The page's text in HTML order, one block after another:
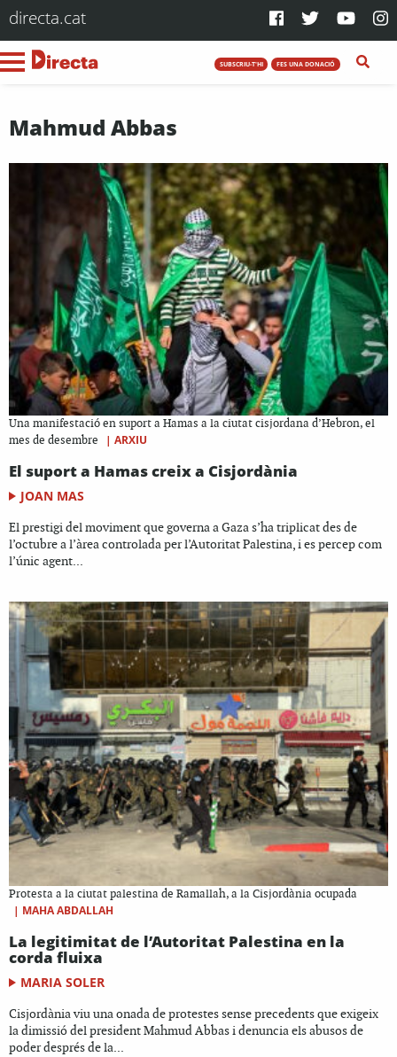
directa.cat
SUBSCRIU-T'HI FES UNA DONACIÓ
Mahmud Abbas
Una manifestació en suport a Hamas a la ciutat cisjordana d’Hebron, el
mes de desembre
| ARXIU
El suport a Hamas creix a Cisjordània
JOAN MAS
El prestigi del moviment que governa a Gaza s’ha triplicat des de
l’octubre a l’àrea controlada per l’Autoritat Palestina, i es percep com
l’únic agent...
Protesta a la ciutat palestina de Ramallah, a la Cisjordània ocupada
| MAHA ABDALLAH
La legitimitat de l’Autoritat Palestina en la
corda fluixa
MARIA SOLER
Cisjordània viu una onada de protestes sense precedents que exigeix
la dimissió del president Mahmud Abbas i denuncia els abusos de
poder després de la...